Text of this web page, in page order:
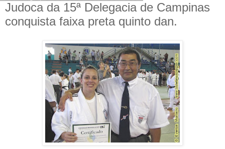
Judoca da 15ª Delegacia de Campinas
conquista faixa preta quinto dan.